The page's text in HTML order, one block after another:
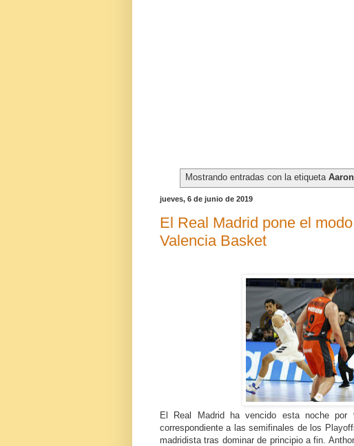
Mostrando entradas con la etiqueta
jueves, 6 de junio de 2019
El Real Madrid pone el
Valencia Basket
El Real Madrid ha vencido esta noche
correspondiente a las semifinales de los
madridista tras dominar de principio a fin.